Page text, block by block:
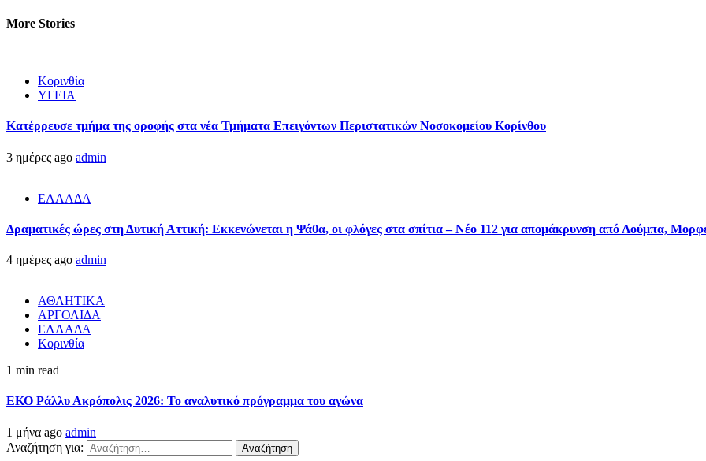
More Stories
Κορινθία
ΥΓΕΙΑ
Kατέρρευσε τμήμα της οροφής στα νέα Τμήματα Επειγόντων Περιστατικών Νοσοκομείου Κορίνθου
3 ημέρες ago admin
ΕΛΛΑΔΑ
Δραματικές ώρες στη Δυτική Αττική: Εκκενώνεται η Ψάθα, οι φλόγες στα σπίτια – Νέο 112 για απομάκρυνση από Λούμπα,
4 ημέρες ago admin
ΑΘΛΗΤΙΚΑ
ΑΡΓΟΛΙΔΑ
ΕΛΛΑΔΑ
Κορινθία
1 min read
ΕΚΟ Ράλλυ Ακρόπολις 2026: Το αναλυτικό πρόγραμμα του αγώνα
1 μήνα ago admin
Αναζήτηση για: